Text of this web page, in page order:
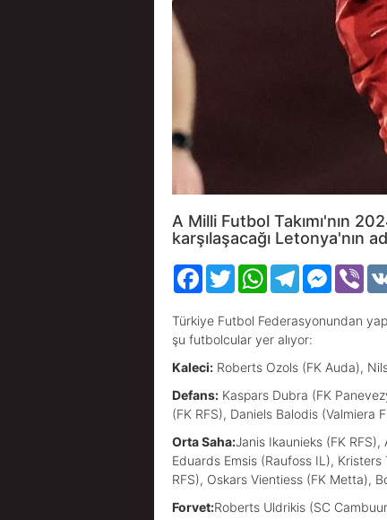
A Milli Futbol Takımı'nın
karşılaşacağı Letonya'nın
Facebook
TwitterWhatsAppTelegram
Türkiye Futbol Federasyonundan
şu futbolcular yer alıyor:
Kaleci: Roberts Ozols (FK Auda),
Defans: Kaspars Dubra (FK
(FK RFS), Daniels Balodis (Valmiera
Orta Saha:Janis Ikaunieks (FK
Eduards Emsis (Raufoss IL),
RFS), Oskars Vientiess (FK Metta),
Forvet:Roberts Uldrikis (SC